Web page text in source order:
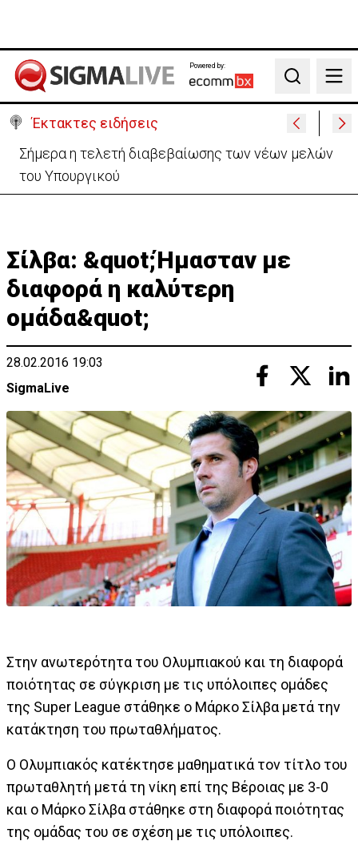
Powered by:
Search
Έκτακτες ειδήσεις
Σήμερα η τελετή διαβεβαίωσης των νέων μελών
του Υπουργικού
Σίλβα: &quot;Ήμασταν με
διαφορά η καλύτερη
ομάδα&quot;
28.02.2016 19:03
SigmaLive
Στην ανωτερότητα του Ολυμπιακού και τη διαφορά
ποιότητας σε σύγκριση με τις υπόλοιπες ομάδες
της Super League στάθηκε ο Μάρκο Σίλβα μετά την
κατάκτηση του πρωταθλήματος.
Ο Ολυμπιακός κατέκτησε μαθηματικά τον τίτλο του
πρωταθλητή μετά τη νίκη επί της Βέροιας με 3-0
και ο Μάρκο Σίλβα στάθηκε στη διαφορά ποιότητας
της ομάδας του σε σχέση με τις υπόλοιπες.